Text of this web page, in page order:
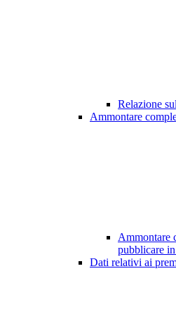
Relazione
Ammontare
Ammontare
pubblicare
Dati relativi ai